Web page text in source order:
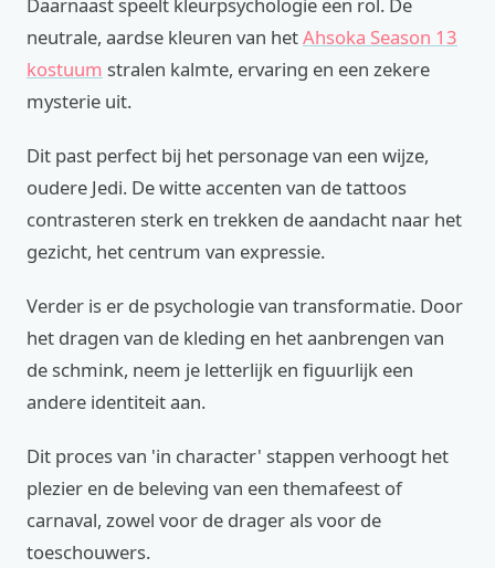
neutrale, aardse kleuren van hetAhsoka Season 13
kostuum stralen kalmte, ervaring en een zekere
mysterie uit.
Dit past perfect bij het personage van een wijze,
oudere Jedi. De witte accenten van de tattoos
contrasteren sterk en trekken de aandacht naar het
gezicht, het centrum van expressie.
Verder is er de psychologie van transformatie. Door
het dragen van de kleding en het aanbrengen van
de schmink, neem je letterlijk en figuurlijk een
andere identiteit aan.
Dit proces van 'in character' stappen verhoogt het
plezier en de beleving van een themafeest of
carnaval, zowel voor de drager als voor de
toeschouwers.